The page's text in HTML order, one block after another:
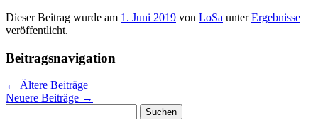
Dieser Beitrag wurde am 1. Juni 2019 von LoSa unterErgebnisse
veröffentlicht.
Beitragsnavigation
← Ältere Beiträge
Neuere Beiträge →
nach: